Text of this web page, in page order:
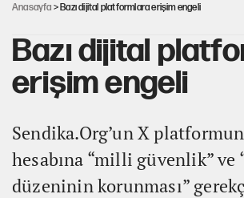
Anasayfa > Bazı dijital platformlara erişim engeli
Bazı dijital
erişim engeli
Sendika.Org’un X
hesabına “milli güvenlik” ve
düzeninin korunması”